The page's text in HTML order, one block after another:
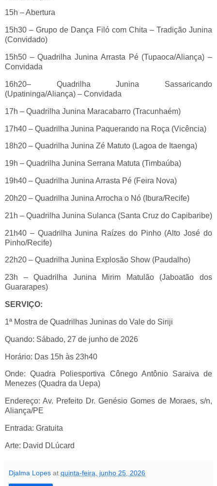
15h – Abertura
15h30 – Grupo de Dança Filó com Chita – Tradição Junina
(Convidado)
15h50 – Quadrilha Junina Arrasta Pé (Tupaoca/Aliança) –
Convidada
16h20– Quadrilha Junina Sassaricando
(Upatininga/Aliança) – Convidada
17h – Quadrilha Junina Maracabarro (Tracunhaém)
17h40 – Quadrilha Junina Paquerando na Roça (Vicência)
18h20 – Quadrilha Junina Zé Matuto (Lagoa de Itaenga)
19h – Quadrilha Junina Serrana Matuta (Timbaúba)
19h40 – Quadrilha Junina Arrasta Pé (Feira Nova)
20h20 – Quadrilha Junina Arrocha o Nó (Ibura/Recife)
21h – Quadrilha Junina Sulanca (Santa Cruz do Capibaribe)
21h40 – Quadrilha Junina Raízes do Pinho (Alto José do
Pinho/Recife)
22h20 – Quadrilha Junina Explosão Show (Paudalho)
23h – Quadrilha Junina Mirim Matulão (Jaboatão dos
Guararapes)
SERVIÇO:
1ª Mostra de Quadrilhas Juninas do Vale do Siriji
Quando: Sábado, 27 de junho de 2026
Horário: Das 15h às 23h40
Onde: Quadra Poliesportiva Cônego Antônio Saraiva de
Menezes (Quadra da Uepa)
Endereço: Av. Prefeito Dr. Genésio Gomes de Moraes, s/n,
Aliança/PE
Entrada: Gratuita
Arte: David DLúcard
Djalma Lopes at quinta-feira, junho 25, 2026